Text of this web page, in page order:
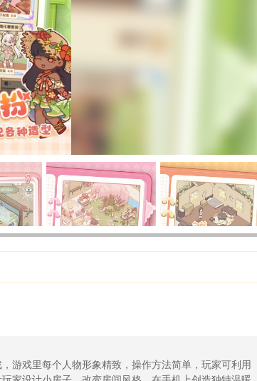
游戏里每个人物形象精致，操作方法简单，玩家可利用